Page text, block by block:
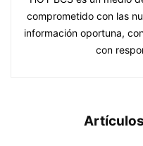
comprometido con las
información oportuna,
con